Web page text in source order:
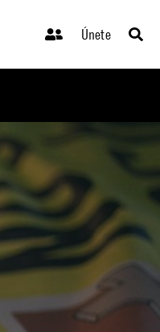
Únete